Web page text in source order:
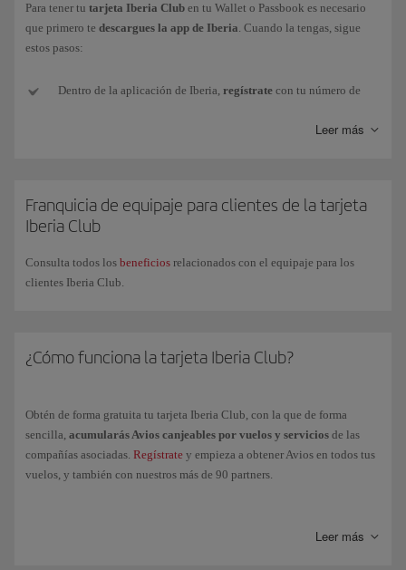
Para tener tu tarjeta Iberia Club en tu Wallet o Passbook es necesario
que primero te descargues la app de Iberia. Cuando la tengas, sigue
estos pasos:
Dentro de la aplicación de Iberia, regístrate con tu número de
Accedea
quedará añadida a tu Smartphone. Ten en cuenta que para
Androides necesario tener instalado una
Wallet (o app instalada), de manera que puedas mostrar la tarjeta
Si cambia tu nivel Iberia Club, deberás volver a descargarte tu
nueva tarjeta accediendo a tu perfil desde nuestra app.
Leer más
Franquicia de equipaje para clientes de la tarjeta
Iberia Club
Consulta todos los beneficios relacionados con el equipaje para los
clientes Iberia Club.
¿Cómo funciona la tarjeta Iberia Club?
Obtén de forma gratuita tu tarjeta Iberia Club, con la que de forma
sencilla, acumularás Avios canjeables por vuelos y servicios de las
compañías asociadas. Regístrate y empieza a obtener Avios en todos tus
vuelos, y también con nuestros más de 90 partners.
acceder a los nivelesLeer más